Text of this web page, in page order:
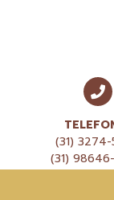
(31)
(31)